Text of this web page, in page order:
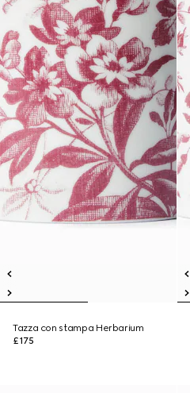
Tazza con stampa Herbarium
£175